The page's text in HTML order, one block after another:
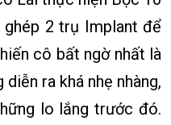
ghép 2 trụ Implant để
cô bất ngờ nhất là
ra khá nhẹ nhàng,
lo lắng trước đó.